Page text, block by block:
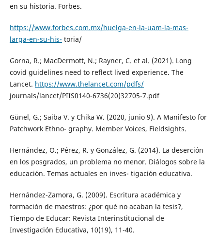
en su historia. Forbes.
https://www.forbes.com.mx/huelga-en-la-uam-la-mas-
larga-en-su-his- toria/
Gorna, R.; MacDermott, N.; Rayner, C. et al. (2021). Long
covid guidelines need to reflect lived experience. The
Lancet. https://www.thelancet.com/pdfs/
journals/lancet/PIIS0140-6736(20)32705-7.pdf
Günel, G.; Saiba V. y Chika W. (2020, junio 9). A Manifesto for
Patchwork Ethno- graphy. Member Voices, Fieldsights.
Hernández, O.; Pérez, R. y González, G. (2014). La deserción
en los posgrados, un problema no menor. Diálogos sobre la
educación. Temas actuales en inves- tigación educativa.
Hernández-Zamora, G. (2009). Escritura académica y
formación de maestros: ¿por qué no acaban la tesis?,
Tiempo de Educar: Revista Interinstitucional de
Investigación Educativa, 10(19), 11-40.